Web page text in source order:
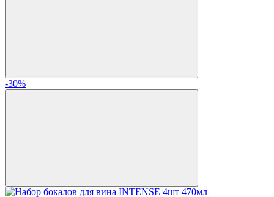
-30%